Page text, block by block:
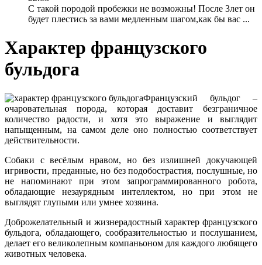
С такой породой пробежки не возможны! После 3лет он
будет плестись за вами медленным шагом,как бы вас ...
Характер французского
бульдога
Французский бульдог –
очаровательная порода, которая доставит безграничное
количество радости, и хотя это выражение и выглядит
напыщенным, на самом деле оно полностью соответствует
действительности.
Собаки с весёлым нравом, но без излишней докучающей
игривости, преданные, но без подобострастия, послушные, но
не напоминают при этом запрограммированного робота,
обладающие незаурядным интеллектом, но при этом не
выглядят глупыми или умнее хозяина.
Доброжелательный и жизнерадостный характер французского
бульдога, обладающего, сообразительностью и послушанием,
делает его великолепным компаньоном для каждого любящего
животных человека.